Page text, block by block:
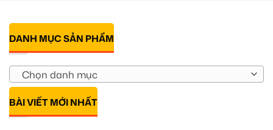
DANH MỤC SẢN PHẨM
Chọn danh mục
BÀI VIẾT MỚI NHẤT